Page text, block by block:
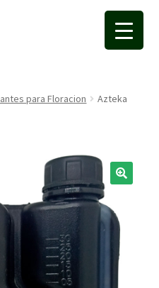
para Floracion
Azteka